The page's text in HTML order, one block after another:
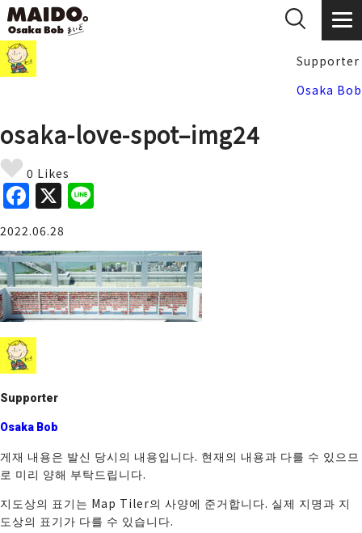
Supporter
Osaka Bob
osaka-love-spot–img24
0 Likes
F
a
c
e
b
o
o
k
X
e
2022.06.28
Supporter
Osaka Bob
게재 내용은 발신 당시의 내용입니다. 현재의 내용과 다를 수 있으므
로 미리 양해 부탁드립니다.
지도상의 표기는 Map Tiler의 사양에 준거합니다. 실제 지명과 지
도상의 표기가 다를 수 있습니다.